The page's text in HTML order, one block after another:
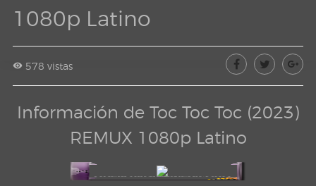
1080p Latino
578 vistas
Información de Toc Toc Toc (2023)
REMUX 1080p Latino